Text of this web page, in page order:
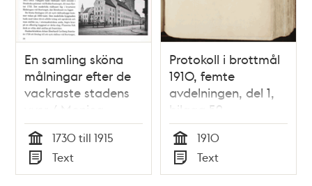
En samling sköna
målningar efter de
vackraste stadens
vyer / Monica
Eriksson
Tid
1730 till 1915
Typ
Text
Protokoll i brottmål
1910, femte
avdelningen, del 1,
bilaga 59
Tid
1910
Typ
Text